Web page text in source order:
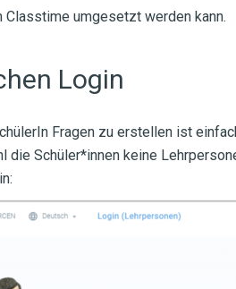
umgesetzt werden kann.
Login
Fragen zu erstellen ist
die Schüler*innen keine